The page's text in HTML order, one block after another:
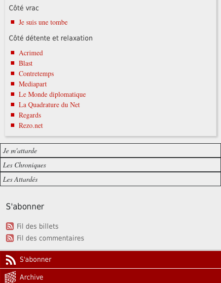
Côté vrac
Je suis une tombe
Côté détente et relaxation
Acrimed
Blast
Contretemps
Mediapart
Le Monde diplomatique
La Quadrature du Net
Regards
Rezo.net
Je m'attarde
Les Chroniques
Les Attardés
S'abonner
Fil des billets
Fil des commentaires
S'abonner
Archive